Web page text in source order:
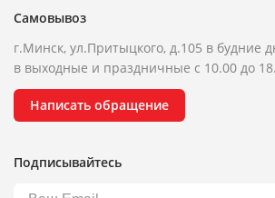
Самовывоз
г.Минск, ул.Притыцкого, д.105 в будние
в выходные и праздничные с 10.00 до
Написать обращение
Подписывайтесь